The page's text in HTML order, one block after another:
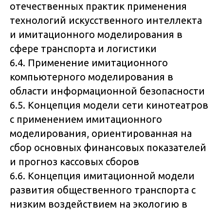
отечественных практик применения
технологий искусственного интеллекта
и имитационного моделирования в
сфере транспорта и логистики
6.4. Применение имитационного
компьютерного моделирования в
области информационной безопасности
6.5. Концепция модели сети кинотеатров
с применением имитационного
моделирования, ориентированная на
сбор основных финансовых показателей
и прогноз кассовых сборов
6.6. Концепция имитационной модели
развития общественного транспорта с
низким воздействием на экологию в